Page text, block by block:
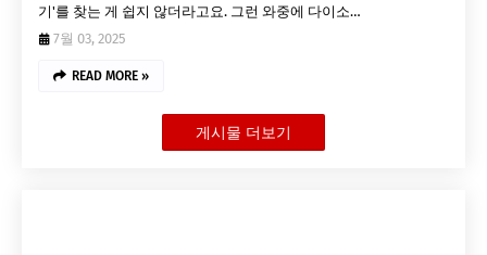
기'를 찾는 게 쉽지 않더라고요. 그런 와중에 다이소…
7월 03, 2025
READ MORE »
게시물 더보기